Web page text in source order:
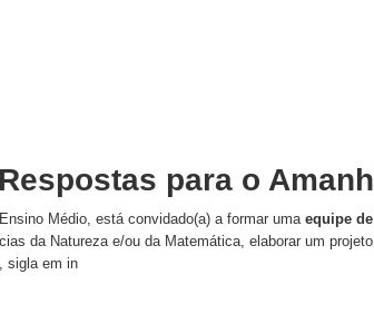
para o
Médio, está convidado(a) a formar uma equipe
da Natureza e/ou da Matemática, elaborar um
sigla em in